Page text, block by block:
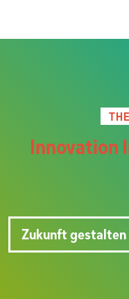
Innovation
Zukunft gestalten